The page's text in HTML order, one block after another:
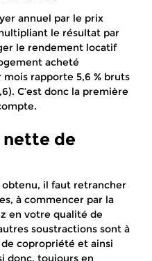
annuel par le prix
le résultat par
le rendement locatif
acheté
rapporte 5,6 % bruts
C’est donc la première
de
il faut retrancher
à commencer par la
en votre qualité de
soustractions sont à
copropriété et ainsi
donc, toujours en